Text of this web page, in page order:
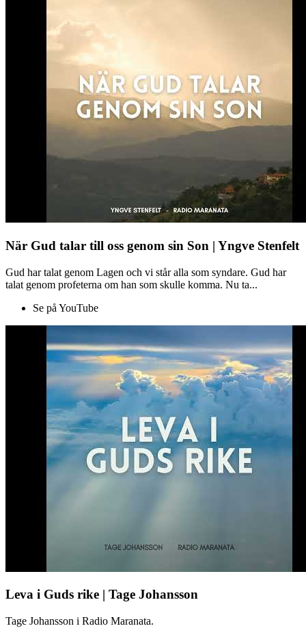
När Gud talar till oss genom sin Son | Yngve Stenfelt
Gud har talat genom Lagen och vi står alla som syndare. Gud har
talat genom profeterna om han som skulle komma. Nu ta...
Se på YouTube
Leva i Guds rike | Tage Johansson
Tage Johansson i Radio Maranata.